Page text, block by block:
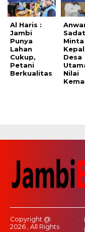
Al Haris :
Jambi
Punya
Lahan
Cukup,
Petani
Berkualitas
Sadat
Minta
Desa
Nilai
Copyright @
2026 , All Rights